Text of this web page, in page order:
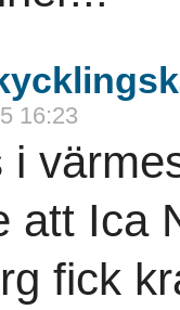
16:23
i
att Ica
fick